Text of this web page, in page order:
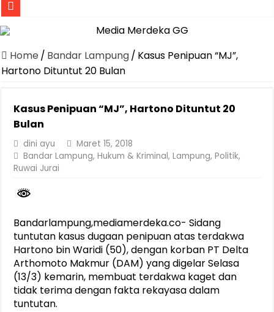
Jasa Raharja Serahkan Santunan kepada Ahli Waris Korban
Canangkan Desa TAPIS dan Luncurkan Sekolah Lansia di
Pemprov Lampung Berhasil Kendalikan Inflasi, Jadi Provinsi
Dirut Jasa Raharja Dampingi Wamenhub Tinjau Penanganan
Pastikan Pelayanan Maksimal, Direksi Jasa Raharja Tinjau Korban
Dirut Jasa Raharja Dampingi Wamenhub Tinjau Penanganan
Jasa Raharja Jamin Seluruh Korban Kebakaran KM Mutiara
Gubernur Mirza Ajak IAI Darul Fattah Cetak SDM Adaptif
Home / Bandar Lampung/ Kasus Penipuan “MJ”,
Hartono Dituntut 20 Bulan
Kasus Penipuan “MJ”, Hartono Dituntut 20
Bulan
dini ayu
Maret 15, 2018
Bandar Lampung,Hukum & Kriminal,Lampung,Politik,
Ruwai Jurai
Bandarlampung,mediamerdeka.co- Sidang
tuntutan kasus dugaan penipuan atas terdakwa
Hartono bin Waridi (50), dengan korban PT Delta
Arthomoto Makmur (DAM) yang digelar Selasa
(13/3) kemarin, membuat terdakwa kaget dan
tidak terima dengan fakta rekayasa dalam
tuntutan.